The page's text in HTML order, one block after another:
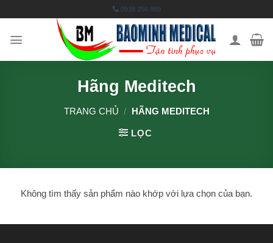
to
content
0938 256 889
Hãng Meditech
TRANG CHỦ / HÃNG MEDITECH
LỌC
Không tìm thấy sản phẩm nào khớp với lựa chọn của bạn.